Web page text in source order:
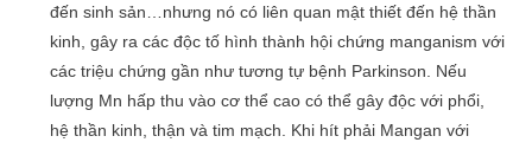
đến sinh sản…nhưng nó có liên quan mật thiết đến hệ thần
kinh, gây ra các độc tố hình thành hội chứng manganism với
các triệu chứng gần như tương tự bệnh Parkinson. Nếu
lượng Mn hấp thu vào cơ thể cao có thể gây độc với phổi,
hệ thần kinh, thận và tim mạch. Khi hít phải Mangan với